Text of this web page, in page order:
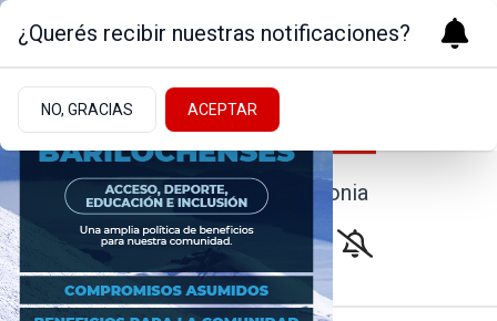
Noticias de la Patagonia
¿Querés recibir nuestras notificaciones?
NO, GRACIAS ACEPTAR